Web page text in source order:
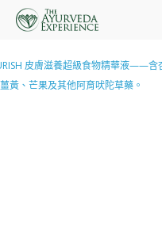
皮膚滋養超級食物精華液——含
黃、芒果及其他阿育吠陀草藥。